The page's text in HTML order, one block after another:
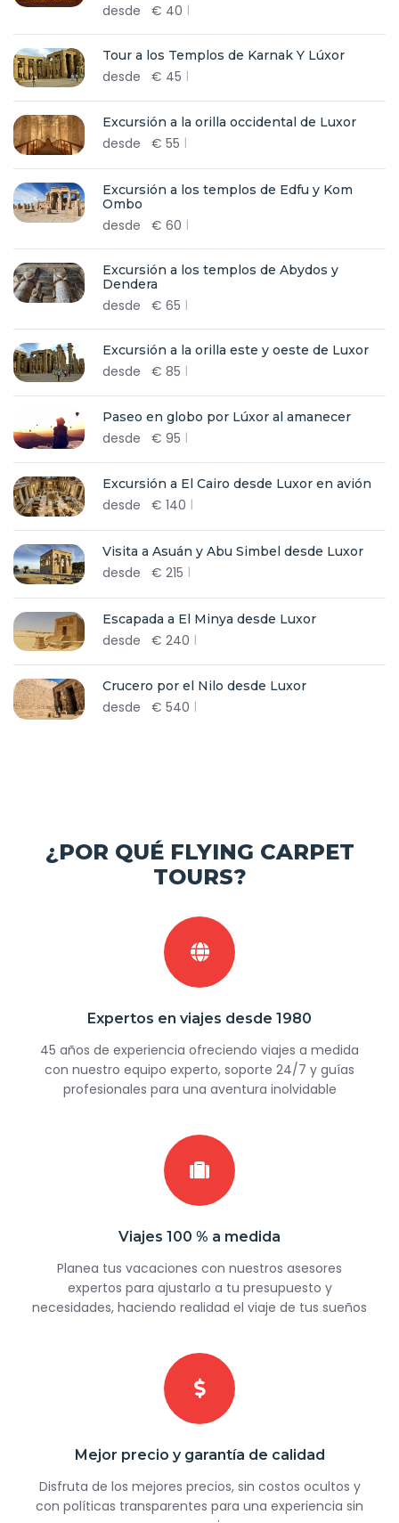
desde € 40
Tour a los Templos de Karnak Y Lúxor
desde € 45
Excursión a la orilla occidental de Luxor
desde € 55
Excursión a los templos de Edfu y Kom
Ombo
desde € 60
Excursión a los templos de Abydos y
Dendera
desde € 65
Excursión a la orilla este y oeste de Luxor
desde € 85
Paseo en globo por Lúxor al amanecer
desde € 95
Excursión a El Cairo desde Luxor en avión
desde € 140
Visita a Asuán y Abu Simbel desde Luxor
desde € 215
Escapada a El Minya desde Luxor
desde € 240
Crucero por el Nilo desde Luxor
desde € 540
¿POR QUÉ FLYING CARPET
TOURS?
Expertos en viajes desde 1980
45 años de experiencia ofreciendo viajes a medida
con nuestro equipo experto, soporte 24/7 y guías
profesionales para una aventura inolvidable
Viajes 100 % a medida
Planea tus vacaciones con nuestros asesores
expertos para ajustarlo a tu presupuesto y
necesidades, haciendo realidad el viaje de tus sueños
Mejor precio y garantía de calidad
Disfruta de los mejores precios, sin costos ocultos y
con políticas transparentes para una experiencia sin